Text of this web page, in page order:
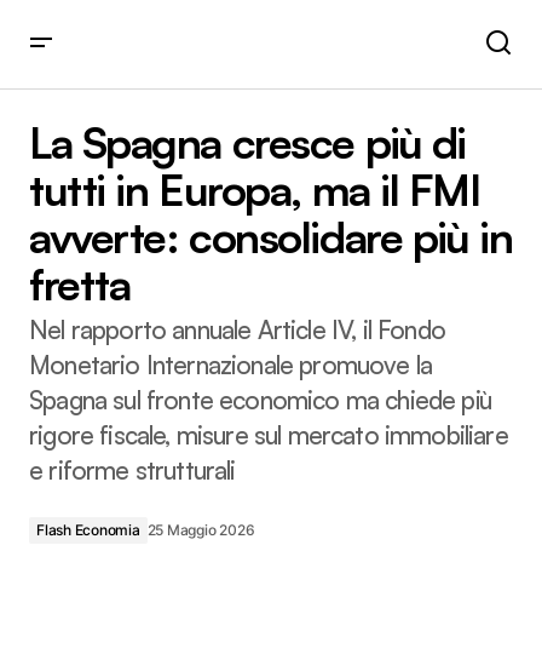
consolidare più in fretta
La Spagna cresce più di
tutti in Europa, ma il FMI
avverte: consolidare più in
fretta
Nel rapporto annuale Article IV, il Fondo
Monetario Internazionale promuove la
Spagna sul fronte economico ma chiede più
rigore fiscale, misure sul mercato immobiliare
e riforme strutturali
Flash Economia 25 Maggio 2026